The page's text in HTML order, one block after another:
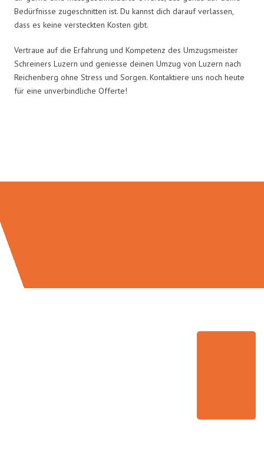
Bedürfnisse zugeschnitten ist. Du kannst dich darauf verlassen,
dass es keine versteckten Kosten gibt.
Vertraue auf die Erfahrung und Kompetenz des Umzugsmeister
Schreiners Luzern und geniesse deinen Umzug von Luzern nach
Reichenberg ohne Stress und Sorgen. Kontaktiere uns noch heute
für eine unverbindliche Offerte!